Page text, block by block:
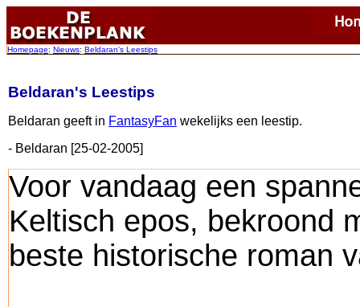
Homepage: Nieuws: Beldaran's Leestips
Beldaran's Leestips
Beldaran geeft in FantasyFan wekelijks een leestip.
- Beldaran [25-02-2005]
Voor vandaag een
Keltisch epos, bekroond
beste historische roman